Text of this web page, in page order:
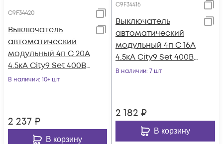
C9F34420
Выключатель
автоматический
модульный 4п C 20А
4.5кА City9 Set 400В
SE C9F34420
В наличии: 10+ шт
2 237 ₽
В корзину
C9F34416
Выключатель
автоматический
модульный 4п C 16А
4.5кА City9 Set 400В
SE C9F34416
В наличии: 7 шт
2 182 ₽
В корзину